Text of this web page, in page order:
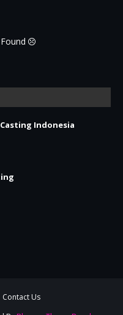
Indonesia
Contact Us